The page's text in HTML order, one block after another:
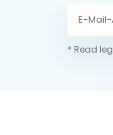
* Read